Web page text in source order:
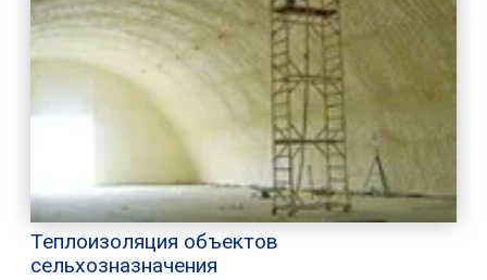
Теплоизоляция объектов
сельхозназначения